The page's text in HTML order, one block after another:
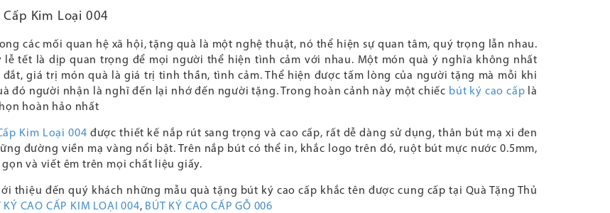
Cấp Kim Loại 004
các mối quan hệ xã hội, tặng quà là một nghệ thuật, nó thể hiện sự quan tâm, quý trọng lẫn nhau.
lễ tết là dịp quan trọng để mọi người thể hiện tình cảm với nhau. Một món quà ý nghĩa không nhất
giá trị món quà là giá trị tinh thần, tình cảm. Thể hiện được tấm lòng của người tặng mà mỗi khi
đó người nhận là nghĩ đến lại nhớ đến người tặng. Trong hoàn cảnh này một chiếc bút ký cao cấp là
hoàn hảo nhất
Kim Loại 004 được thiết kế nắp rút sang trọng và cao cấp, rất dễ dàng sử dụng, thân bút mạ xi đen
đường viền mạ vàng nổi bật. Trên nắp bút có thể in, khắc logo trên đó, ruột bút mực nước 0.5mm,
và viết êm trên mọi chất liệu giấy.
thiệu đến quý khách những mẫu quà tặng bút ký cao cấp khắc tên được cung cấp tại Quà Tặng Thủ
KÝ CAO CẤP KIM LOẠI 004, BÚT KÝ CAO CẤP GỖ 006